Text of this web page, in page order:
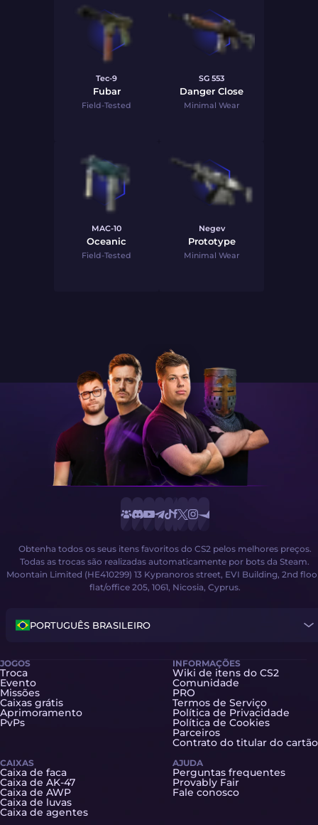
Tec-9
Fubar
Field-Tested
SG 553
Danger Close
Minimal Wear
MAC-10
Oceanic
Field-Tested
Negev
Prototype
Minimal Wear
Obtenha todos os seus itens favoritos do CS2 pelos melhores preços.
Todas as trocas são realizadas automaticamente por bots da Steam.
Moontain Limited (HE410299) 13 Kypranoros street, EVI Building, 2nd
flat/office 205, 1061, Nicosia, Cyprus.
PORTUGUÊS BRASILEIRO
JOGOS
Troca
Evento
Missões
Caixas grátis
Aprimoramento
PvPs
CAIXAS
Caixa de faca
Caixa de AK-47
Caixa de AWP
Caixa de luvas
Caixa de agentes
INFORMAÇÕES
Wiki de itens do CS2
Comunidade
PRO
Termos de Serviço
Política de Privacidade
Política de Cookies
Parceiros
Contrato do titular do cartão
AJUDA
Perguntas frequentes
Provably Fair
Fale conosco